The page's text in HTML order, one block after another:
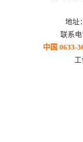
地址
联系电
中国 0633-